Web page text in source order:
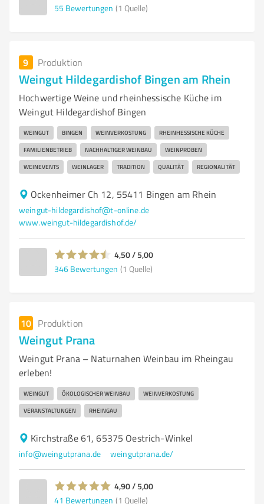
55 Bewertungen (1 Quelle)
9 Produktion
Weingut Hildegardishof Bingen am Rhein
Hochwertige Weine und rheinhessische Küche im
Weingut Hildegardishof Bingen
WEINGUT BINGEN WEINVERKOSTUNG RHEINHESSISCHE KÜCHE
FAMILIENBETRIEB NACHHALTIGER WEINBAU WEINPROBEN
WEINEVENTS WEINLAGER TRADITION QUALITÄT REGIONALITÄT
Ockenheimer Ch 12, 55411 Bingen am Rhein
weingut-hildegardishof@t-online.de
www.weingut-hildegardishof.de/
4,50 / 5,00
346 Bewertungen (1 Quelle)
10 Produktion
Weingut Prana
Weingut Prana – Naturnahen Weinbau im Rheingau
erleben!
WEINGUT ÖKOLOGISCHER WEINBAU WEINVERKOSTUNG
VERANSTALTUNGEN RHEINGAU
Kirchstraße 61, 65375 Oestrich-Winkel
info@weingutprana.de weingutprana.de/
4,90 / 5,00
41 Bewertungen (1 Quelle)